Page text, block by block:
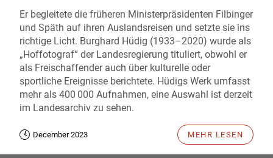
Er begleitete die früheren Ministerpräsidenten Filbinger
und Späth auf ihren Auslandsreisen und setzte sie ins
richtige Licht. Burghard Hüdig (1933–2020) wurde als
„Hoffotograf“ der Landesregierung tituliert, obwohl er
als Freischaffender auch über kulturelle oder
sportliche Ereignisse berichtete. Hüdigs Werk umfasst
mehr als 400 000 Aufnahmen, eine Auswahl ist derzeit
im Landesarchiv zu sehen.
December 2023 MEHR LESEN